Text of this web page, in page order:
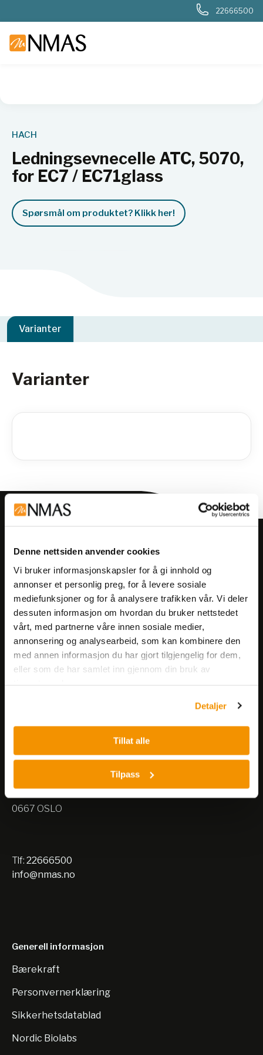
Denne nettsiden anvender cookies
Vi bruker informasjonskapsler for å gi innhold og
annonser et personlig preg, for å levere sosiale
mediefunksjoner og for å analysere trafikken vår. Vi deler
dessuten informasjon om hvordan du bruker nettstedet
vårt, med partnerne våre innen sosiale medier,
annonsering og analysearbeid, som kan kombinere den
med annen informasjon du har gjort tilgjengelig for dem,
eller som de har samlet inn gjennom din bruk av
Detaljer
Tillat alle
Tilpass
22666500
HACH
Ledningsevnecelle ATC, 5070,
for EC7 / EC71glass
Spørsmål om produktet? Klikk her!
Varianter
Varianter
Meld deg på vårt nyhetsbrev!
arrangementer og kampanjer.
Meld på nyhetsbrev
Nils Hansens vei 8
0667 OSLO
Tlf: 22666500
info@nmas.no
Generell informasjon
Bærekraft
Personvernerklæring
Sikkerhetsdatablad
Nordic Biolabs